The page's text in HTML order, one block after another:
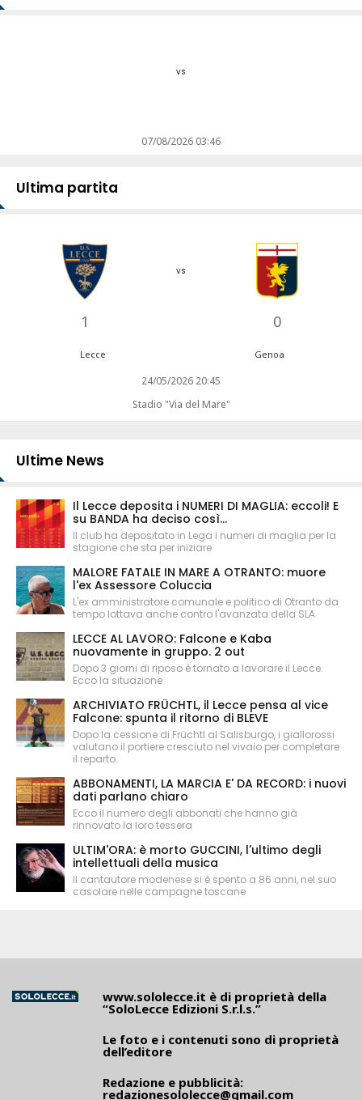
vs
07/08/2026 03:46
Ultima partita
1
vs
0
Lecce Genoa
24/05/2026 20:45
Stadio "Via del Mare"
Ultime News
Il Lecce deposita i NUMERI DI MAGLIA: eccoli! E
su BANDA ha deciso così...
Il club ha depositato in Lega i numeri di maglia per la
stagione che sta per iniziare
MALORE FATALE IN MARE A OTRANTO: muore
l'ex Assessore Coluccia
L'ex amministratore comunale e politico di Otranto da
tempo lottava anche contro l'avanzata della SLA
LECCE AL LAVORO: Falcone e Kaba
nuovamente in gruppo. 2 out
Dopo 3 giorni di riposo è tornato a lavorare il Lecce.
Ecco la situazione
ARCHIVIATO FRÜCHTL, il Lecce pensa al vice
Falcone: spunta il ritorno di BLEVE
Dopo la cessione di Früchtl al Salisburgo, i giallorossi
valutano il portiere cresciuto nel vivaio per completare
il reparto.
ABBONAMENTI, LA MARCIA E' DA RECORD: i nuovi
dati parlano chiaro
Ecco il numero degli abbonati che hanno già
rinnovato la loro tessera
ULTIM'ORA: è morto GUCCINI, l'ultimo degli
intellettuali della musica
Il cantautore modenese si è spento a 86 anni, nel suo
casolare nelle campagne toscane
www.sololecce.it è di proprietà della
“SoloLecce Edizioni S.r.l.s.”
Le foto e i contenuti sono di proprietà
dell’editore
Redazione e pubblicità:
redazionesololecce@gmail.com